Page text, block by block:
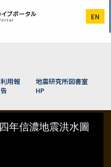
EN
利用報
告
地震研究所図書室
HP